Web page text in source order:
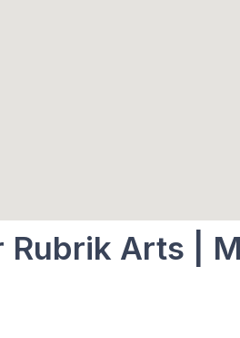
Rubrik Arts |